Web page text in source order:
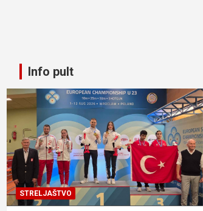
Info pult
STRELJAŠTVO